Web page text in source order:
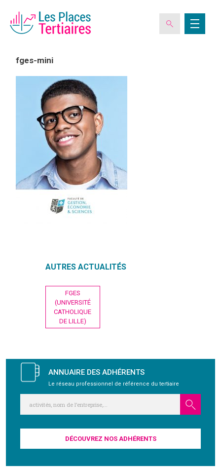
ESPACE ADHÉRENT
L’ASSOCIATION
LES CLUBS DES PLACES TERTIAIRES
VERIQUALIS
EVÉNEMENTS
PUBLICATIONS
fges-mini
AUTRES ACTUALITÉS
Navigation
l’article
FGES
(UNIVERSITÉ
CATHOLIQUE
DE LILLE)
ANNUAIRE DES ADHÉRENTS
Le réseau professionnel de référence du tertiaire
DÉCOUVREZ NOS ADHÉRENTS